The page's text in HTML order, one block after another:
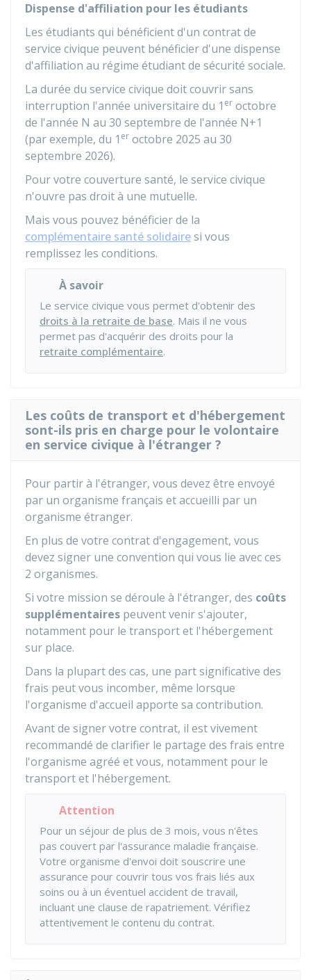
Dispense d'affiliation pour les étudiants
Les étudiants qui bénéficient d'un contrat de
service civique peuvent bénéficier d'une dispense
d'affiliation au régime étudiant de sécurité sociale.
La durée du service civique doit couvrir sans
interruption l'année universitaire du 1 er octobre
de l'année N au 30 septembre de l'année N+1
(par exemple, du 1 er octobre 2025 au 30
septembre 2026).
Pour votre couverture santé, le service civique
n'ouvre pas droit à une mutuelle.
Mais vous pouvez bénéficier de la
complémentaire santé solidairesi vous
remplissez les conditions.
À savoir
Le service civique vous permet d'obtenir des
droits à la retraite de base. Mais il ne vous
permet pas d'acquérir des droits pour la
retraite complémentaire.
Les coûts de transport et d'hébergement
sont-ils pris en charge pour le volontaire
en service civique à l'étranger ?
Pour partir à l'étranger, vous devez être envoyé
par un organisme français et accueilli par un
organisme étranger.
En plus de votre contrat d'engagement, vous
devez signer une convention qui vous lie avec ces
2 organismes.
Si votre mission se déroule à l'étranger, des coûts
supplémentaires peuvent venir s'ajouter,
notamment pour le transport et l'hébergement
sur place.
Dans la plupart des cas, une part significative des
frais peut vous incomber, même lorsque
l'organisme d'accueil apporte sa contribution.
Avant de signer votre contrat, il est vivement
recommandé de clarifier le partage des frais entre
l'organisme agréé et vous, notamment pour le
transport et l'hébergement.
Attention
Pour un séjour de plus de 3 mois, vous n'êtes
pas couvert par l'assurance maladie française.
Votre organisme d'envoi doit souscrire une
assurance pour couvrir tous vos frais liés aux
soins ou à un éventuel accident de travail,
incluant une clause de rapatriement. Vérifiez
attentivement le contenu du contrat.